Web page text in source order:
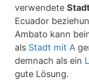
verwendete
Ecuador
Ambato kann
als Stadt mit A
demnach als ein
gute Lösung.